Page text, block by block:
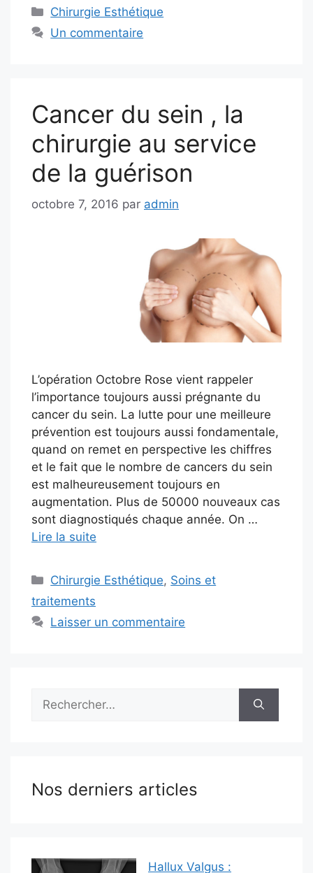
Catégories
Chirurgie Esthétique
Un commentaire
Cancer du sein , la
chirurgie au service
de la guérison
octobre 7, 2016 par admin
L’opération Octobre Rose vient rappeler
l’importance toujours aussi prégnante du
cancer du sein. La lutte pour une meilleure
prévention est toujours aussi fondamentale,
quand on remet en perspective les chiffres
et le fait que le nombre de cancers du sein
est malheureusement toujours en
augmentation. Plus de 50000 nouveaux cas
sont diagnostiqués chaque année. On …
Lire la suite
Catégories
Chirurgie Esthétique, Soins et
traitements
Laisser un commentaire
Nos derniers articles
Hallux Valgus :